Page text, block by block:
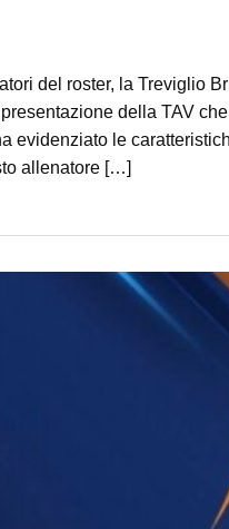
del roster, la Treviglio
della TAV
evidenziato le
allenatore […]